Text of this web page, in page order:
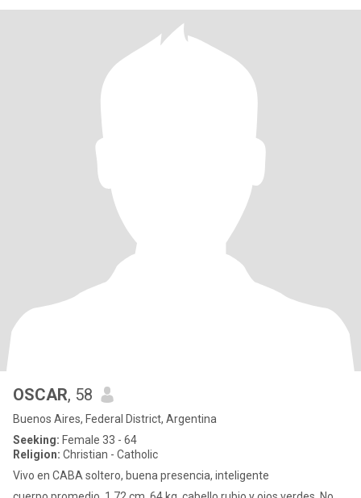
OSCAR, 58
Buenos Aires, Federal District, Argentina
Seeking: Female 33 - 64
Religion: Christian - Catholic
Vivo en CABA soltero, buena presencia, inteligente